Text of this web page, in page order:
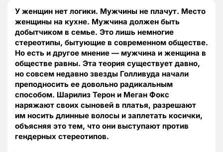
У женщин нет логики. Мужчины не плачут. Место
женщины на кухне. Мужчина должен быть
добытчиком в семье. Это лишь немногие
стереотипы, бытующие в современном обществе.
Но есть и другое мнение — мужчина и женщина в
обществе равны. Эта теория существует давно,
но совсем недавно звезды Голливуда начали
преподносить ее довольно радикальным
способом. Шарилиз Терон и Меган Фокс
наряжают своих сыновей в платья, разрешают
им носить длинные волосы и заплетать косички,
объясняя это тем, что они выступают против
гендерных стереотипов.